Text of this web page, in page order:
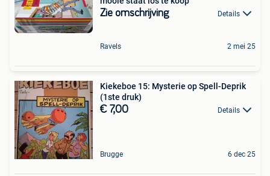
Zie omschrijving Details
Ravels 2 mei 25
Kiekeboe 15: Mysterie op Spell-Deprik
(1ste druk)
€ 7,00 Details
Brugge 6 dec 25